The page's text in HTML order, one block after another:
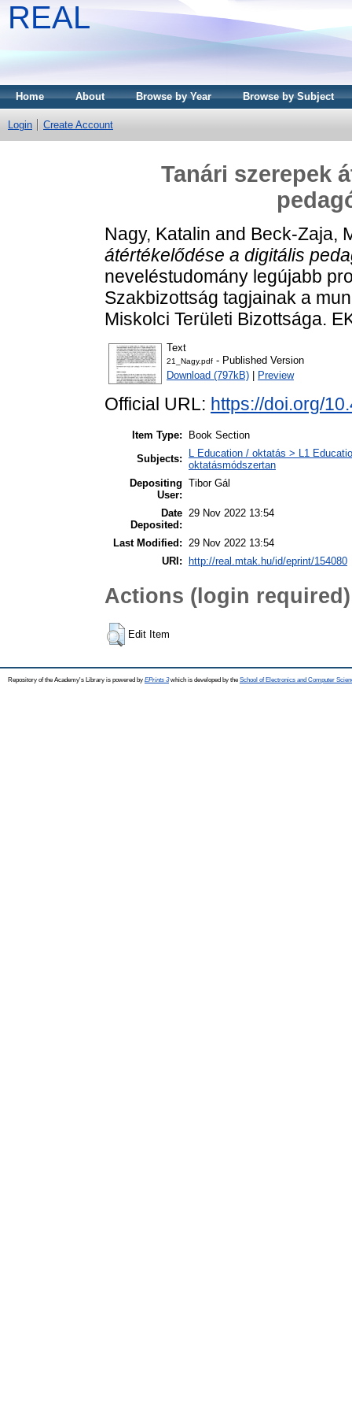
REAL
Home About Browse by Year Browse by Subject
Login Create Account
Tanári szerepek
Nagy, Katalin and Beck-Zaja,
átértékelődése a digitális
neveléstudomány legújabb
Szakbizottság tagjainak a
Miskolci Területi Bizottsága.
Text
21_Nagy.pdf - Published Version
Download (797kB)
Preview
Official URL: https://doi.org/
Item Type:
Book Section
Subjects:
L Education / oktatás > L1
oktatásmódszertan
Depositing
User:
Tibor Gál
Date
Deposited:
29 Nov 2022 13:54
Last Modified: 29 Nov 2022 13:54
URI:
http://real.mtak.hu/id/eprint/154080
Actions (login required)
Edit Item
Repository of the Academy's Library is powered by EPrints 3which is developed by the School of Electronics and Computer